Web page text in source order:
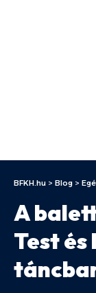
BFKH.hu > Blog >
A
Test